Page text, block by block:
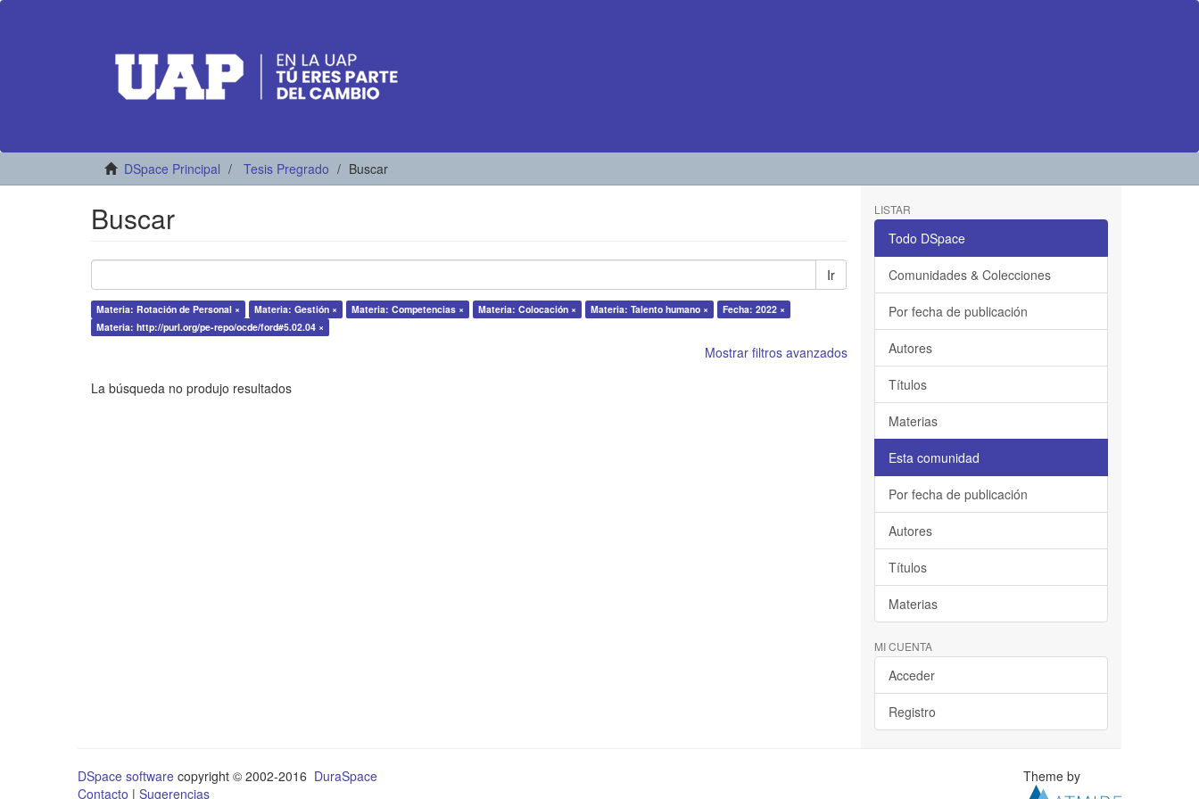
DSpace Principal Tesis Pregrado Buscar
Buscar
Ir
Materia: Rotación de Personal × Materia: Gestión × Materia: Competencias × Materia: Colocación × Materia: Talento humano ×
Fecha: 2022 ×
Materia: http://purl.org/pe-repo/ocde/ford#5.02.04 ×
Mostrar filtros avanzados
La búsqueda no produjo resultados
LISTAR
Todo DSpace
Comunidades & Colecciones
Por fecha de publicación
Autores
Títulos
Materias
Esta comunidad
Por fecha de publicación
Autores
Títulos
Materias
MI CUENTA
Acceder
Registro
DSpace software copyright © 2002-2016 DuraSpace
Contacto | Sugerencias
Theme by